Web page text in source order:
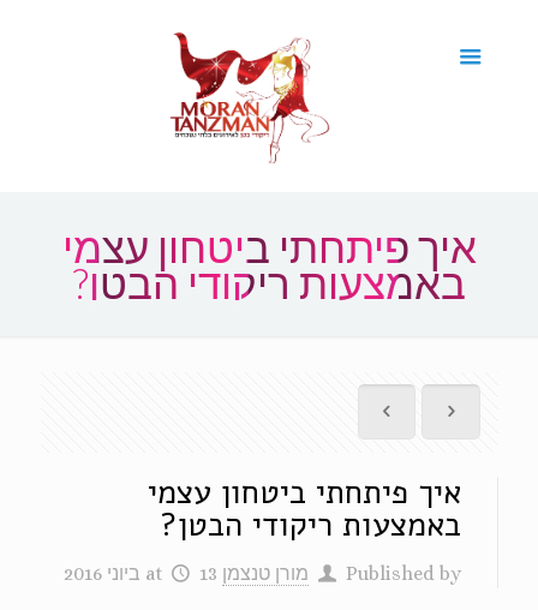
איך פיתחתי ביטחון עצמי
באמצעות ריקודי הבטן?
איך פיתחתי ביטחון עצמי
באמצעות ריקודי הבטן?
Published by מורן טנצמן at 13 ביוני 2016